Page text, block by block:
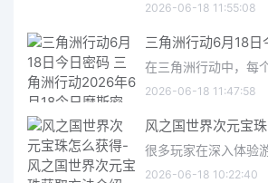
2026-06-18 11:55:08
在三角洲行动中，每
2026-06-18 11:47:58
很多玩家在深入体验
2026-06-18 10:22:40